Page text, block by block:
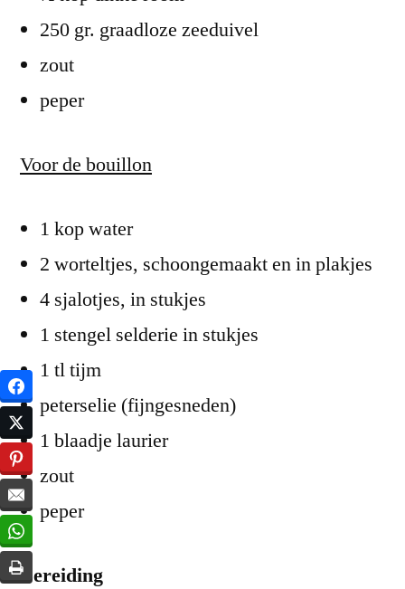
250 gr. graadloze zeeduivel
zout
peper
Voor de bouillon
1 kop water
2 worteltjes, schoongemaakt en in plakjes
4 sjalotjes, in stukjes
1 stengel selderie in stukjes
1 tl tijm
peterselie (fijngesneden)
1 blaadje laurier
zout
peper
Bereiding